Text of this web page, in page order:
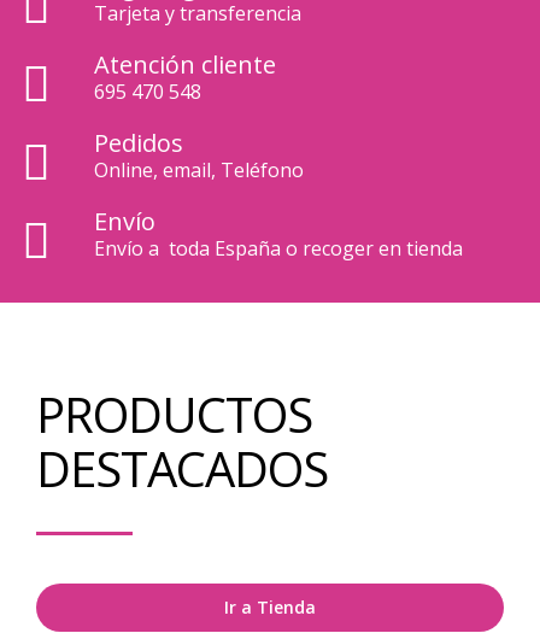
Tarjeta y transferencia
Atención cliente
695 470 548
Pedidos
Online, email, Teléfono
Envío
Envío a toda España o recoger en tienda
PRODUCTOS
DESTACADOS
Ir a Tienda